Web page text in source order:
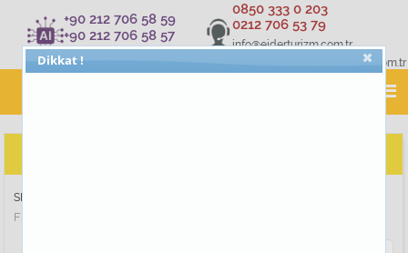
+90 212 706 58 59
+90 212 706 58 57
+90 212 706 58 60
0850 333 0 203
0212 706 53 79
info@ejderturizm.com.tr
musteridestek@ejderturizm.com.tr
SIRALA :
Fiyata Göre
Dikkat !